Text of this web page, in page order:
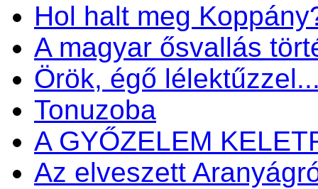
Hol halt meg
A magyar ősvallás
Örök, égő
Tonuzoba
A GYŐZELEM
Az elveszett